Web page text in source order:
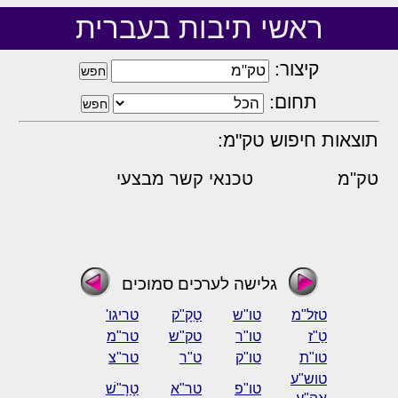
ראשי תיבות בעברית
קיצור:
תחום:
תוצאות חיפוש טק"מ:
טק"מ טכנאי קשר מבצעי
גלישה לערכים סמוכים
טזל"מ טו"ש טָקָ"ק
טריגו'
טַ"ז
טו"ר טק"ש
טר"מ
טו"ת
טו"ק ט"ר
טר"צ
טוש"ע
טו"פ טר"א טָרָ"שׁ